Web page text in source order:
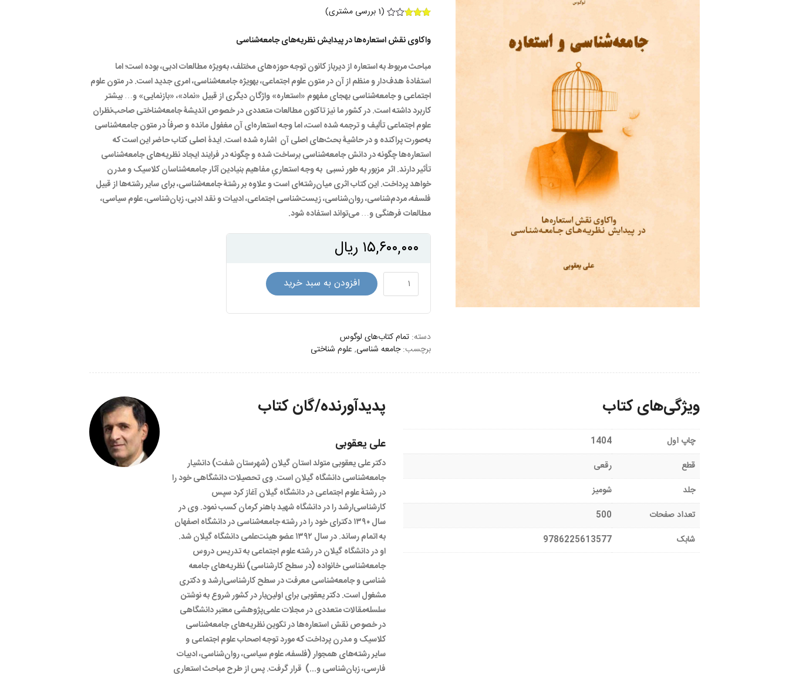
از 5 در
مشتری
(
1 بررسی مشتری)
واکاوی نقش استعاره‌ها در پیدایش نظریه‌های جامعه‌شناسی
مباحث مربوط به استعاره از دیرباز کانون توجه حوزه‌های مختلف، به‌ویژه مطالعات ادبی، بوده است؛ اما
استفادۀ هدف‌دار و منظم از آن در متون علوم اجتماعی، به­ویژه جامعه‌­شناسی، امری جدید است. در متون علوم
اجتماعی و جامعه‌­شناسی به­جای مفهوم «استعاره» واژگان دیگری از قبیل «نماد»، «بازنمایی» و… بیشتر
کاربرد داشته است. در کشور ما نیز تاکنون مطالعات متعددی در خصوص اندیشۀ جامعه‌­شناختی صاحب‌نظران
علوم اجتماعی تألیف و ترجمه شده است، اما وجه استعاره­‌ای آن مغفول مانده و صرفاً در متون جامعه‌­شناسی
به‌صورت پراکنده و در حاشیۀ بحث­‌های اصلی آن اشاره شده است. ایدۀ اصلی کتاب حاضر این است که
استعاره‌­ها چگونه در دانش جامعه­‌شناسی برساخت شده و چگونه در فرایند ایجاد نظریه‌­های جامعه‌شناسی
تأثیر دارند. اثر مزبور به طور نسبی به وجه استعاریِ مفاهیم بنیادین آثار جامعه­‌شناسان کلاسیک و مدرن
خواهد پرداخت. این کتاب اثری میان­‌رشته‌­ای است و علاوه بر رشتۀ جامعه‌­شناسی، برای سایر رشته‌­ها از قبیل
فلسفه، مردم‌شناسی، روان‌شناسی، زیست‌شناسی اجتماعی، ادبیات و نقد ادبی، زبان‌شناسی، علوم سیاسی،
مطالعات فرهنگی و… می­‌تواند استفاده شود.
۱۵,۶۰۰,۰۰۰ ریال
جامعه‌شناسی
و
افزودن به سبد خرید
دسته: تمام کتاب‌های لوگوس
برچسب:جامعه شناسی, علوم شناختی
ویژگی‌های کتاب
چاپ اول
1404
قطع
رقعی
جلد
شومیز
تعداد صفحات
500
شابک
9786225613577
پدیدآورنده/گان کتاب
علی یعقوبی
دکتر علی یعقوبی متولد استان گیلان (شهرستان شفت) دانشیار
جامعه‌­شناسی دانشگاه گیلان است. وی تحصیلات دانشگاهی خود را
در رشتۀ علوم اجتماعی در دانشگاه گیلان آغاز کرد سپس
کارشناسی‌ارشد را در دانشگاه شهید باهنر کرمان کسب نمود. وی در
سال ۱۳۹۰ دکترای خود را در رشته جامعه‌­شناسی در دانشگاه اصفهان
به اتمام رساند. در سال ۱۳۹۲ عضو هیئت‌علمی دانشگاه گیلان شد.
او در دانشگاه گیلان در رشته علوم اجتماعی به تدریس دروس
جامعه­‌شناسی خانواده (در سطح کارشناسی) نظریه­‌های جامعه­‌
شناسی و جامعه‌شناسی معرفت در سطح کارشناسی‌ارشد و دکتری
مشغول است. دکتر یعقوبی برای اولین‌بار در کشور شروع به نوشتن
سلسله‌مقالات متعددی در مجلات علمی‌پژوهشی معتبر دانشگاهی
در خصوص نقش استعاره­‌ها در تکوین نظریه‌­های جامعه­‌شناسی
کلاسیک و مدرن پرداخت که مورد توجه اصحاب علوم اجتماعی و
سایر رشته‌­های همجوار (فلسفه، علوم سیاسی، روان‌شناسی، ادبیات
فارسی، زبان‌شناسی و...) قرار گرفت. پس از طرح مباحث استعاری